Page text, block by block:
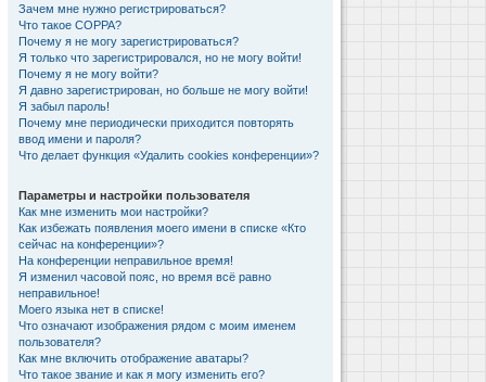
Зачем мне нужно регистрироваться?
Что такое COPPA?
Почему я не могу зарегистрироваться?
Я только что зарегистрировался, но не могу войти!
Почему я не могу войти?
Я давно зарегистрирован, но больше не могу войти!
Я забыл пароль!
Почему мне периодически приходится повторять
ввод имени и пароля?
Что делает функция «Удалить cookies конференции»?
Параметры и настройки пользователя
Как мне изменить мои настройки?
Как избежать появления моего имени в списке «Кто
сейчас на конференции»?
На конференции неправильное время!
Я изменил часовой пояс, но время всё равно
неправильное!
Моего языка нет в списке!
Что означают изображения рядом с моим именем
пользователя?
Как мне включить отображение аватары?
Что такое звание и как я могу изменить его?